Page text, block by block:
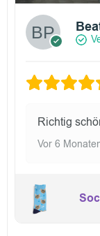
Richtig
Vor 6